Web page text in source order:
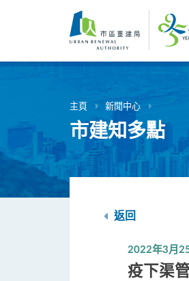
內
主頁 新聞中心
市建知多點
返回
2022年3月
疫下渠